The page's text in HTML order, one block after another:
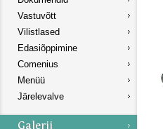
Vastuvõtt
Vilistlased
Edasiõppimine
Comenius
Menüü
Järelevalve